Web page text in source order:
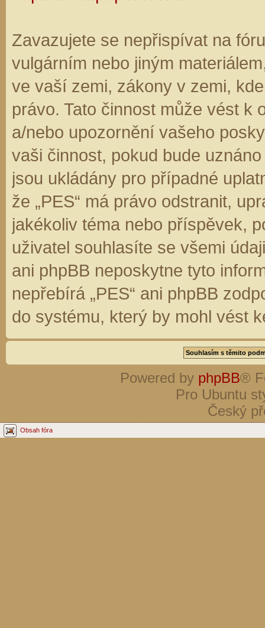
Zavazujete se nepřispívat na
vulgárním nebo jiným
ve vaší zemi, zákony v zemi,
právo. Tato činnost může vést k
a/nebo upozornění vašeho
vaši činnost, pokud bude
jsou ukládány pro případné
že „PES“ má právo odstranit,
jakékoliv téma nebo příspěvek,
uživatel souhlasíte se všemi
ani phpBB neposkytne tyto
nepřebírá „PES“ ani phpBB
do systému, který by mohl vést
Powered by phpBB®
Pro Ubuntu
Český
Obsah fóra